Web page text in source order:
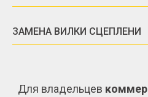
ЗАМЕНА ВИЛКИ СЦЕПЛЕНИ
Для владельцев